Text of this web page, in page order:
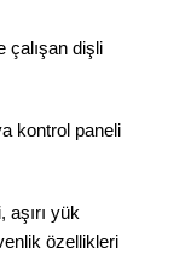
çalışan dişli
kontrol paneli
yük
özellikleri